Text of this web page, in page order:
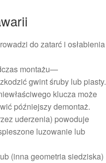
do zatarć i osłabienia
montażu—
gwint śruby lub piasty.
klucza może
późniejszy demontaż.
uderzenia) powoduje
luzowanie lub
(inna geometria siedziska)